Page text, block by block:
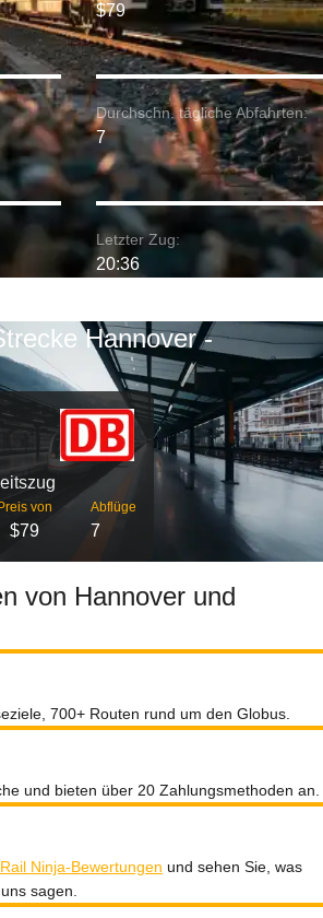
$79
Durchschn. tägliche Abfahrten:
7
Letzter Zug:
20:36
Hannover -
Preis von
$79
Abflüge
7
von Hannover und
700+ Routen rund um den Globus.
und bieten über 20 Zahlungsmethoden an.
Rail Ninja-Bewertungen und sehen Sie, was
sagen.